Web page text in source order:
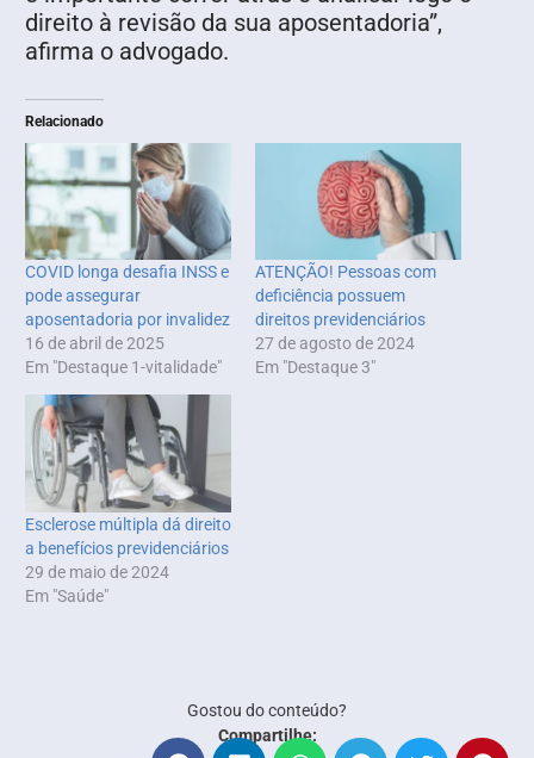
direito à revisão da sua aposentadoria”,
afirma o advogado.
Relacionado
COVID longa desafia INSS e
pode assegurar
aposentadoria por invalidez
16 de abril de 2025
Em "Destaque 1-vitalidade"
ATENÇÃO! Pessoas com
deficiência possuem
direitos previdenciários
27 de agosto de 2024
Em "Destaque 3"
Esclerose múltipla dá direito
a benefícios previdenciários
29 de maio de 2024
Em "Saúde"
Gostou do conteúdo?
Compartilhe: